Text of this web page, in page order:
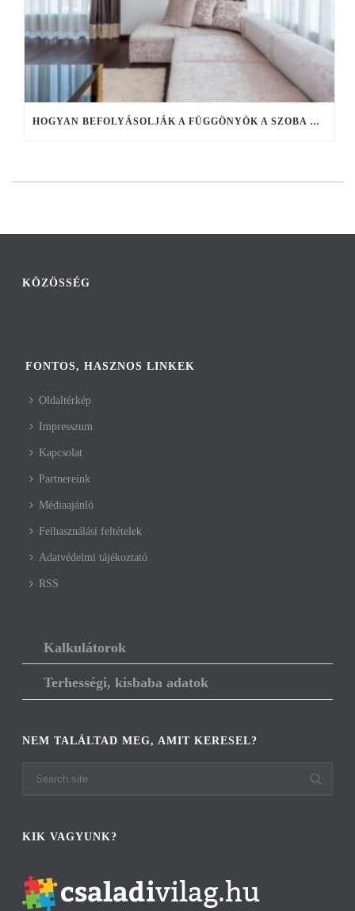
HOGYAN BEFOLYÁSOLJÁK A FÜGGÖNYÖK A SZOBA HANGULATÁT?
KÖZÖSSÉG
FONTOS, HASZNOS LINKEK
Oldaltérkép
Impresszum
Kapcsolat
Partnereink
Médiaajánló
Felhasználási feltételek
Adatvédelmi tájékoztató
RSS
Kalkulátorok
Terhességi, kisbaba adatok
NEM TALÁLTAD MEG, AMIT KERESEL?
KIK VAGYUNK?